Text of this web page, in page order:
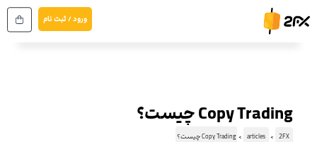
به
ورود / ثبت نام
Copy Trading چیست؟
2FX
articles Copy Trading چیست؟